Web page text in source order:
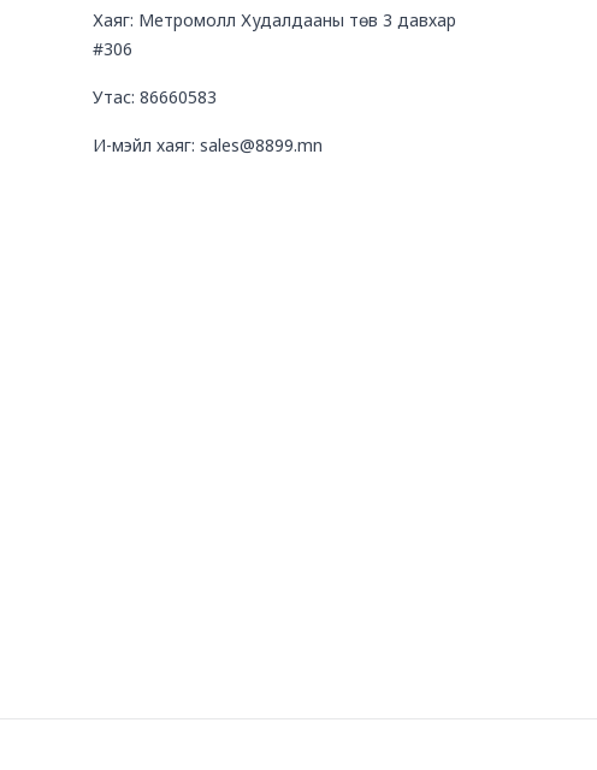
Хаяг: Метромолл Худалдааны төв 3 давхар
#306
Утас: 86660583
И-мэйл хаяг: sales@8899.mn